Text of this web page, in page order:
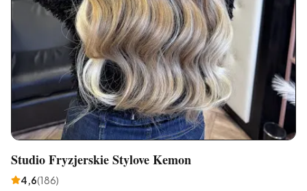
Studio Fryzjerskie Stylove Kemon
4,6(186)